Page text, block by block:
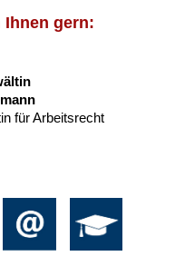
Ihnen gern:
für Arbeitsrecht